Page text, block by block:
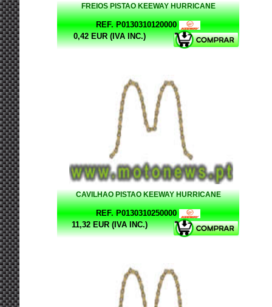
FREIOS PISTAO KEEWAY HURRICANE
REF. P0130310120000
0,42 EUR (IVA INC.)
CAVILHAO PISTAO KEEWAY HURRICANE
REF. P0130310250000
11,32 EUR (IVA INC.)